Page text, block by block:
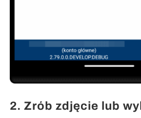
2. Zrób zdjęcie lub